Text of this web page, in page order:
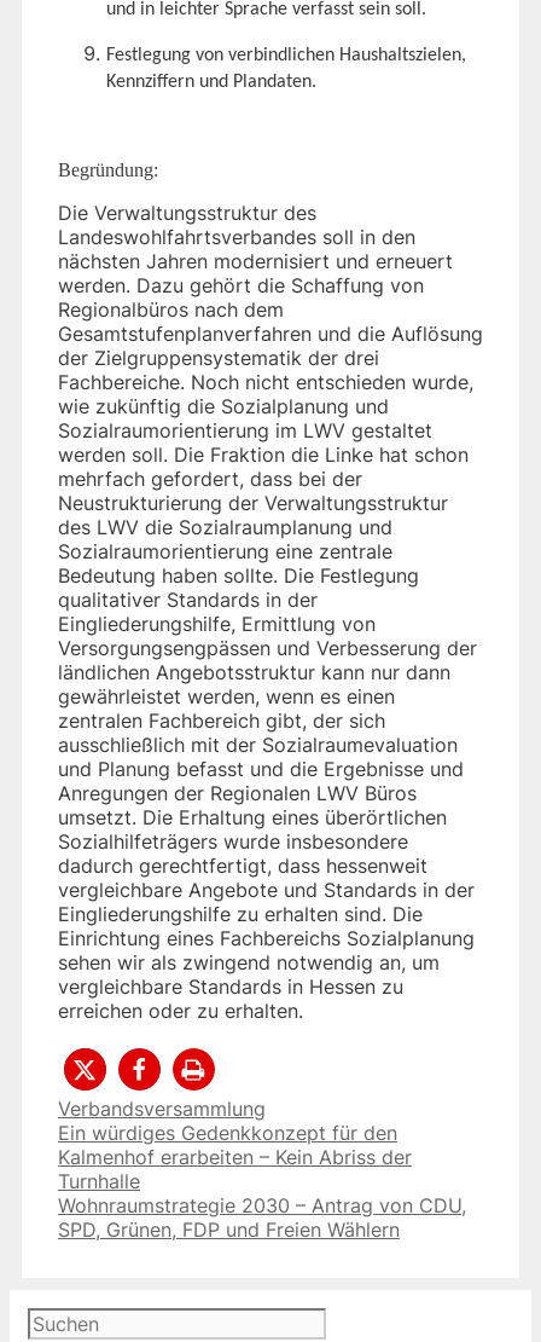
und in leichter Sprache verfasst sein soll.
Festlegung von verbindlichen Haushaltszielen,
Kennziffern und Plandaten.
Begründung:
Die Verwaltungsstruktur des
Landeswohlfahrtsverbandes soll in den
nächsten Jahren modernisiert und erneuert
werden. Dazu gehört die Schaffung von
Regionalbüros nach dem
Gesamtstufenplanverfahren und die Auflösung
der Zielgruppensystematik der drei
Fachbereiche. Noch nicht entschieden wurde,
wie zukünftig die Sozialplanung und
Sozialraumorientierung im LWV gestaltet
werden soll. Die Fraktion die Linke hat schon
mehrfach gefordert, dass bei der
Neustrukturierung der Verwaltungsstruktur
des LWV die Sozialraumplanung und
Sozialraumorientierung eine zentrale
Bedeutung haben sollte. Die Festlegung
qualitativer Standards in der
Eingliederungshilfe, Ermittlung von
Versorgungsengpässen und Verbesserung der
ländlichen Angebotsstruktur kann nur dann
gewährleistet werden, wenn es einen
zentralen Fachbereich gibt, der sich
ausschließlich mit der Sozialraumevaluation
und Planung befasst und die Ergebnisse und
Anregungen der Regionalen LWV Büros
umsetzt. Die Erhaltung eines überörtlichen
Sozialhilfeträgers wurde insbesondere
dadurch gerechtfertigt, dass hessenweit
vergleichbare Angebote und Standards in der
Eingliederungshilfe zu erhalten sind. Die
Einrichtung eines Fachbereichs Sozialplanung
sehen wir als zwingend notwendig an, um
vergleichbare Standards in Hessen zu
erreichen oder zu erhalten.
Kategorien
Verbandsversammlung
Ein würdiges Gedenkkonzept für den
Kalmenhof erarbeiten – Kein Abriss der
Turnhalle
Wohnraumstrategie 2030 – Antrag von CDU,
SPD, Grünen, FDP und Freien Wählern
Suchen